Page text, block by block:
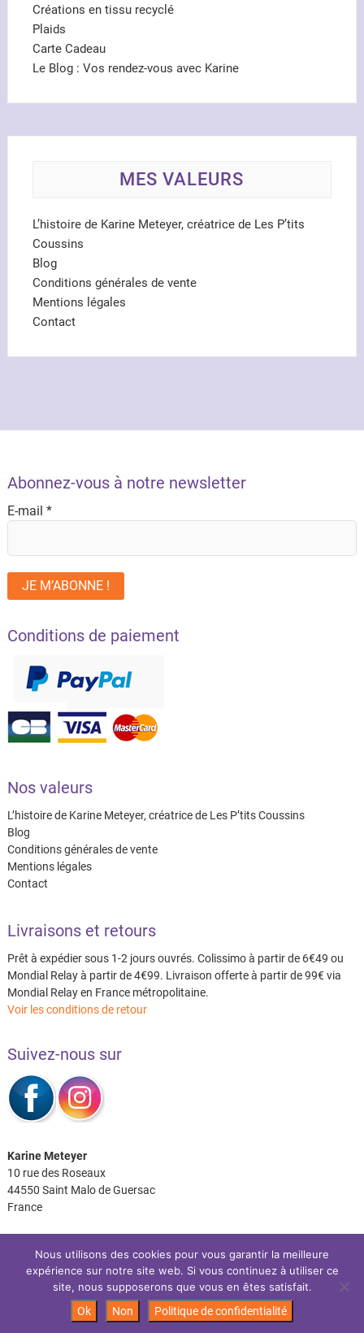
Créations en tissu recyclé
Plaids
Carte Cadeau
Le Blog : Vos rendez-vous avec Karine
MES VALEURS
L’histoire de Karine Meteyer, créatrice de Les P’tits
Coussins
Blog
Conditions générales de vente
Mentions légales
Contact
Abonnez-vous à notre newsletter
E-mail *
Conditions de paiement
Nos valeurs
L’histoire de Karine Meteyer, créatrice de Les P’tits Coussins
Blog
Conditions générales de vente
Mentions légales
Contact
Livraisons et retours
Prêt à expédier sous 1-2 jours ouvrés. Colissimo à partir de 6€49 ou
Mondial Relay à partir de 4€99. Livraison offerte à partir de 99€ via
Mondial Relay en France métropolitaine.
Voir les conditions de retour
Suivez-nous sur
Karine Meteyer
10 rue des Roseaux
44550 Saint Malo de Guersac
France
Facebook
Instagram
Les P’tits Coussins | Site réalisé par:IDéales| © 2026
Nous utilisons des cookies pour vous garantir la meilleure
expérience sur notre site web. Si vous continuez à utiliser ce
site, nous supposerons que vous en êtes satisfait.
Ok
Non Politique de confidentialité